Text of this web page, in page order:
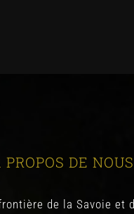
PROPOS DE NOUS
de la Savoie et